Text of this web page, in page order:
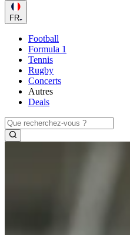
FR
Football
Formula 1
Tennis
Rugby
Concerts
Autres
Deals